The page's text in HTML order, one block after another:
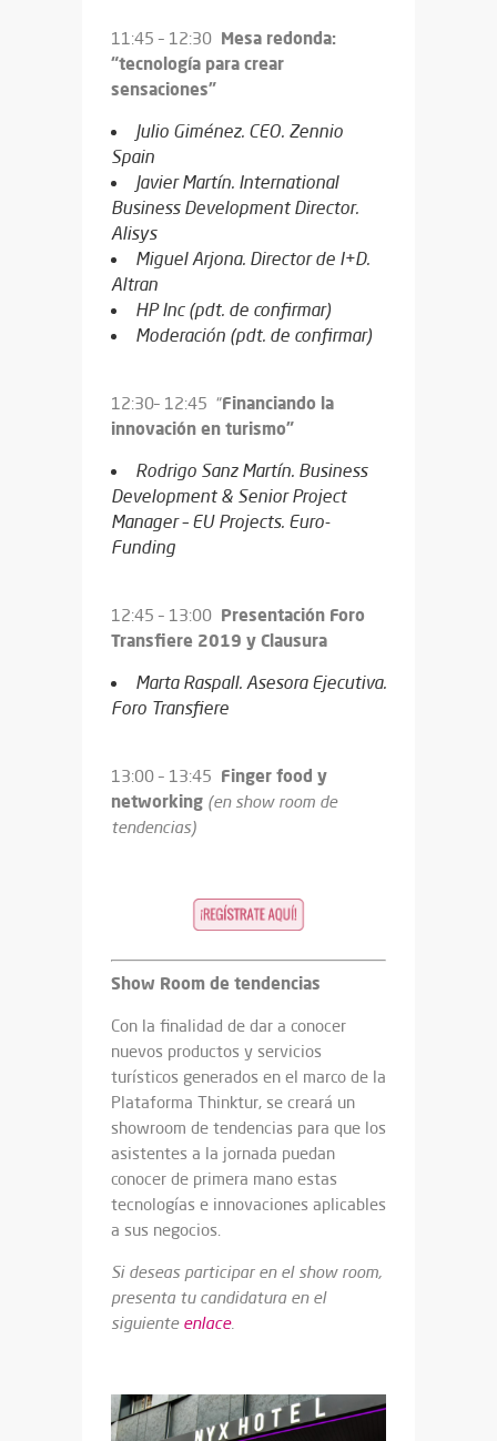
11:45 – 12:30 Mesa redonda:
“tecnología para crear
sensaciones”
Julio Giménez. CEO. Zennio
Spain
Javier Martín. International
Business Development Director.
Alisys
Miguel Arjona. Director de I+D.
Altran
HP Inc (pdt. de confirmar)
Moderación (pdt. de confirmar)
12:30– 12:45 “Financiando la
innovación en turismo”
Rodrigo Sanz Martín. Business
Development & Senior Project
Manager –EU Projects. Euro-
Funding
12:45 – 13:00 Presentación Foro
Transfiere 2019 y Clausura
Marta Raspall. Asesora Ejecutiva.
Foro Transfiere
13:00 – 13:45 Finger food y
networking (en show room de
tendencias)
Show Room de tendencias
Con la finalidad de dar a conocer
nuevos productos y servicios
turísticos generados en el marco de la
Plataforma Thinktur, se creará un
showroom de tendencias para que los
asistentes a la jornada puedan
conocer de primera mano estas
tecnologías e innovaciones aplicables
a sus negocios.
Si deseas participar en el show room,
presenta tu candidatura en el
siguiente enlace.